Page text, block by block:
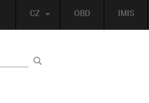
OBD IMIS
CZ